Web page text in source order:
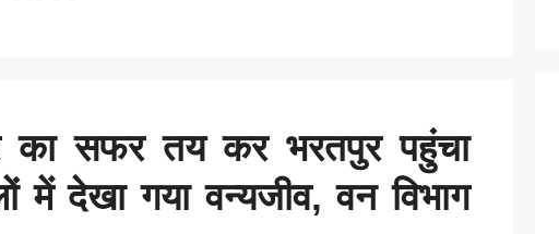
का सफर तय कर भरतपुर पहुंचा
में देखा गया वन्यजीव, वन विभाग